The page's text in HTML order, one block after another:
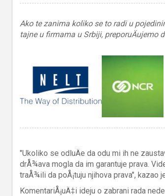
Ako te zanima koliko se to radi u
tajne u firmama u Srbiji, preporuÄujemo
"Ukoliko se odluÄe da odu mi ih ne
drÅ¾ava mogla da im garantuje prava.
traÅ¾ili da poÅ¡tuju njihova prava", kazao je
KomentariÅ¡uÄ‡i ideju o zabrani rada